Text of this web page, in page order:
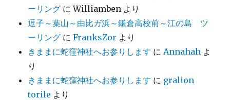
ーリング にWilliamben より
逗子～葉山～由比ガ浜～鎌倉高校前～江の島 ツ
ーリング にFranksZor より
きままに蛇窪神社へお参りします に Annahah よ
り
きままに蛇窪神社へお参りします に gralion
torile より